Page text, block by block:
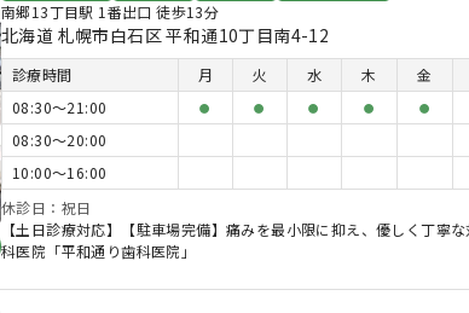
南郷13丁目駅 1番出口 徒歩13分
北海道 札幌市白石区 平和通10丁目南4-12
診療時間 月 火 水 木 金
08:30〜21:00
● ● ● ● ●
08:30〜20:00
10:00〜16:00
休診日：祝日
【土日診療対応】【駐車場完備】痛みを最小限に抑え、優しく丁寧
科医院「平和通り歯科医院」